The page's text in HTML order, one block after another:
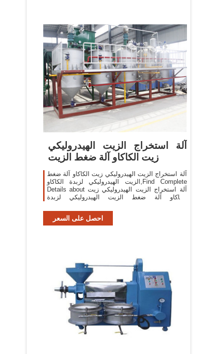
آلة استخراج الزيت الهيدروليكي
زيت الكاكاو آلة ضغط الزيت
آلة استخراج الزيت الهيدروليكي زيت الكاكاو آلة ضغط
الزيت الهيدروليكي لزبدة الكاكاو,Find Complete
Details about آلة استخراج الزيت الهيدروليكي زيت
الكاكاو آلة ضغط الزيت الهيدروليكي لزبدة
احصل على السعر